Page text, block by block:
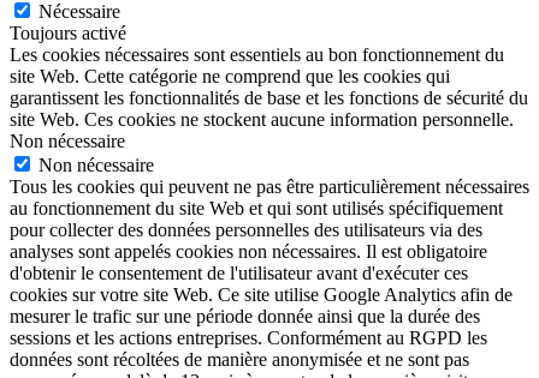
Nécessaire
Toujours activé
Les cookies nécessaires sont essentiels au bon fonctionnement du
site Web. Cette catégorie ne comprend que les cookies qui
garantissent les fonctionnalités de base et les fonctions de sécurité du
site Web. Ces cookies ne stockent aucune information personnelle.
Non nécessaire
Non nécessaire
Tous les cookies qui peuvent ne pas être particulièrement nécessaires
au fonctionnement du site Web et qui sont utilisés spécifiquement
pour collecter des données personnelles des utilisateurs via des
analyses sont appelés cookies non nécessaires. Il est obligatoire
d'obtenir le consentement de l'utilisateur avant d'exécuter ces
cookies sur votre site Web. Ce site utilise Google Analytics afin de
mesurer le trafic sur une période donnée ainsi que la durée des
sessions et les actions entreprises. Conformément au RGPD les
données sont récoltées de manière anonymisée et ne sont pas